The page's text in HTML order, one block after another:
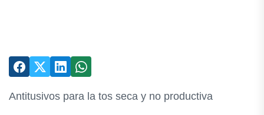
Antitusivos para la tos seca y no productiva